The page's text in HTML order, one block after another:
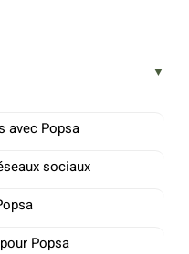
avec Popsa
sociaux
Popsa